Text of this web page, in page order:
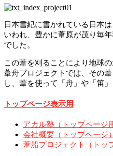
日本書紀に書かれている日本
いわれ、豊かに葦原が茂り毎
でした。
この葦を刈ることにより地球
葦舟プロジェクトでは、その
し、葦を使って「舟」や「笛
トップページ表示用
アカル塾（トップページ
会社概要（トップページ）
葦船プロジェクト（トッ